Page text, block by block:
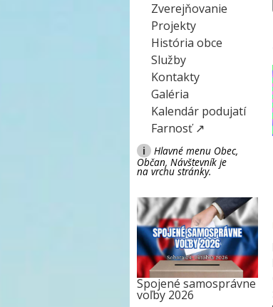
Zverejňovanie
Projekty
História obce
Služby
Kontakty
Galéria
Kalendár podujatí
Farnosť ↗
i
Hlavné menu Obec,
Občan, Návštevník je
na vrchu stránky.
Spojené samosprávne
voľby 2026